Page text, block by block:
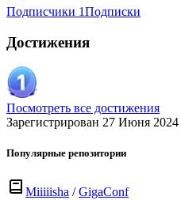
Подписчики 1Подписки
Достижения
Посмотреть все достижения
Зарегистрирован 27 Июня 2024
Популярные репозитории
Miiiiisha /GigaConf